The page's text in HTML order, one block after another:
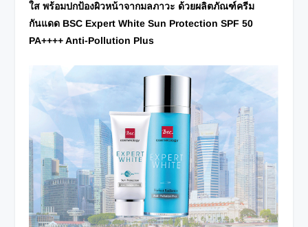
ใส พร้อมปกป้องผิวหน้าจากมลภาวะ ด้วยผลิตภัณฑ์ครีม
กันแดด BSC Expert White Sun Protection SPF 50
PA++++ Anti-Pollution Plus